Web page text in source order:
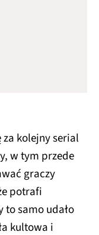
za kolejny serial
w tym przede
graczy
potrafi
to samo udało
kultowa i